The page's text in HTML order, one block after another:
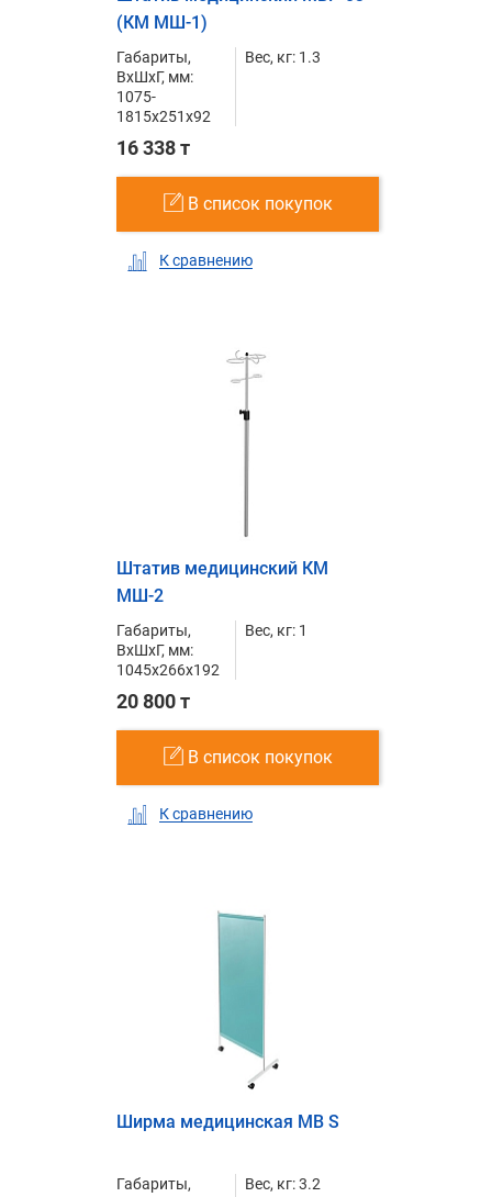
(КМ МШ-1)
Габариты,
ВxШxГ, мм:
1075-
1815x251x92
Вес, кг: 1.3
16 338 т
В список покупок
К сравнению
Штатив медицинский КМ
МШ-2
Габариты,
ВxШxГ, мм:
1045x266x192
Вес, кг: 1
20 800 т
В список покупок
К сравнению
Ширма медицинская MB S
Габариты,
Вес, кг: 3.2